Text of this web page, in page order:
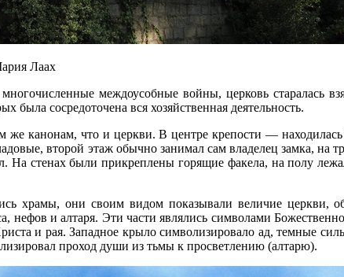
Лаах
междоусобные войны, церковь старалась
была сосредоточена вся хозяйственная деятельность.
же канонам, что и церкви. В центре крепости —
второй этаж обычно занимал сам владелец замка, на
На стенах были прикреплены горящие факела, на полу
храмы, они своим видом показывали величие церкви,
нефов и алтаря. Эти части являлись символами
и рая. Западное крыло символизировало ад, темные
проход души из тьмы к просветлению (алтарю).